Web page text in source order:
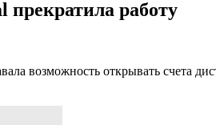
прекратила работу
возможность открывать